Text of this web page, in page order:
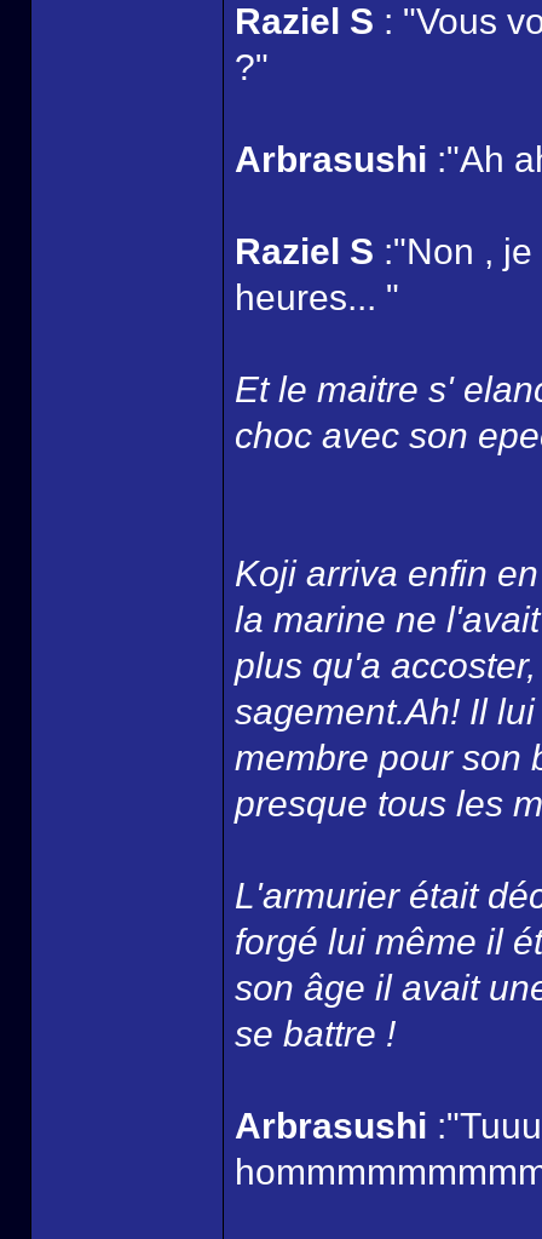
Raziel S : "Vous
?"
Arbrasushi :"Ah
Raziel S :"Non ,
heures... "
Et le maitre s'
choc avec son
Koji arriva enfin
la marine ne
plus qu'a
sagement.Ah! Il
membre pour son
presque tous les
L'armurier était
forgé lui même il
son âge il avait
se battre !
Arbrasushi